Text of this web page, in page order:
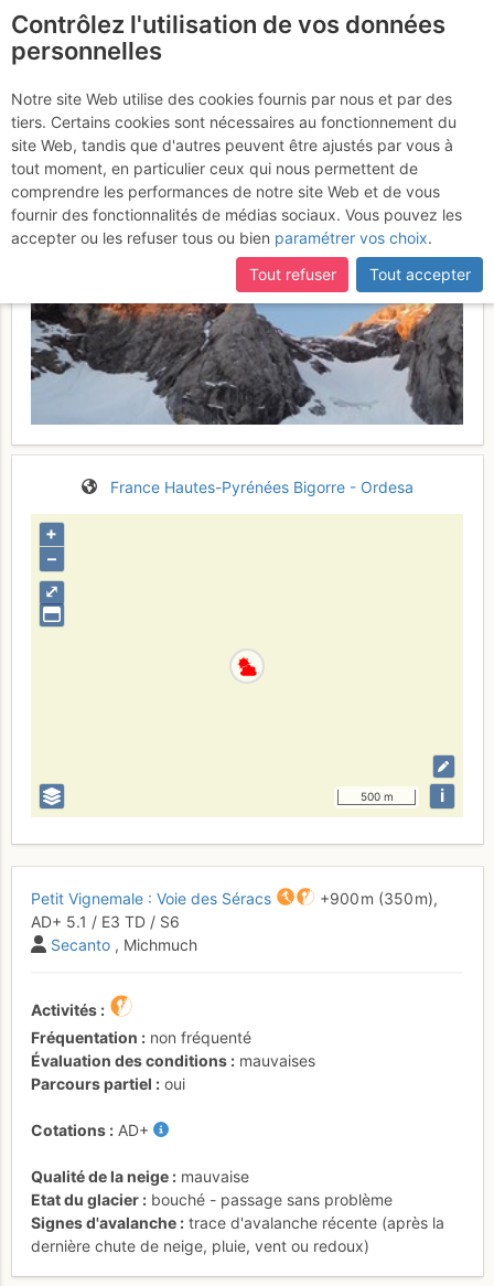
Petit Vignemale : Voie
des Séracs
24 - 25 mai 2017
France Hautes-Pyrénées Bigorre - Ordesa
⤢
+
–
500 m i
Petit Vignemale : Voie des Séracs +900 m (350 m),
AD+ 5.1 / E3 TD / S6
Secanto , Michmuch
Activités
Fréquentation
non fréquenté
Évaluation des conditions
mauvaises
Parcours partiel
oui
Cotations AD+
Qualité de la neige
mauvaise
Etat du glacier
bouché - passage sans problème
Signes d'avalanche
trace d'avalanche récente (après la
dernière chute de neige, pluie, vent ou redoux)
Contrôlez l'utilisation de vos données
personnelles
Notre site Web utilise des cookies fournis par nous et par des
tiers. Certains cookies sont nécessaires au fonctionnement du
site Web, tandis que d'autres peuvent être ajustés par vous à
tout moment, en particulier ceux qui nous permettent de
comprendre les performances de notre site Web et de vous
fournir des fonctionnalités de médias sociaux. Vous pouvez les
accepter ou les refuser tous ou bien paramétrer vos choix.
Tout refuser
Tout accepter